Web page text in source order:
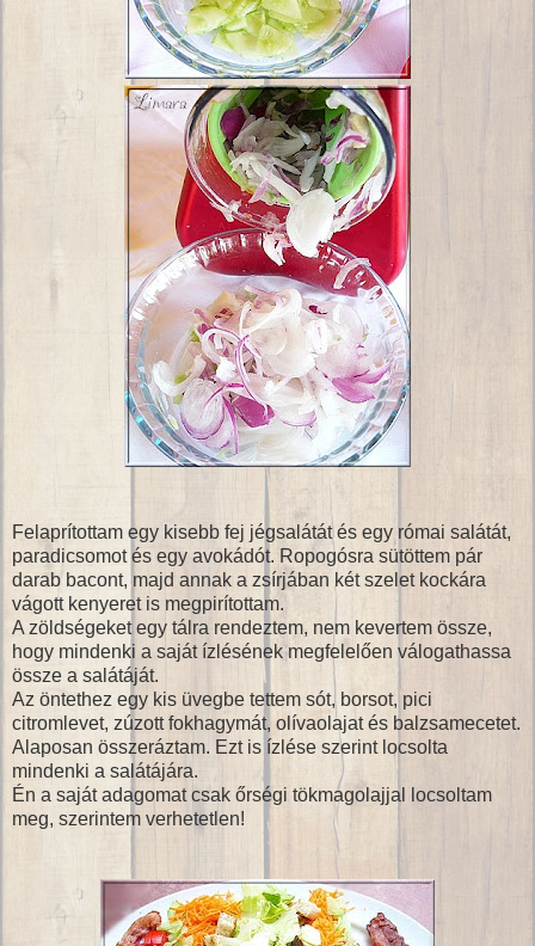
Felaprítottam egy kisebb fej jégsalátát és egy római salátát,
paradicsomot és egy avokádót. Ropogósra sütöttem pár
darab bacont, majd annak a zsírjában két szelet kockára
vágott kenyeret is megpirítottam.
A zöldségeket egy tálra rendeztem, nem kevertem össze,
hogy mindenki a saját ízlésének megfelelően válogathassa
össze a salátáját.
Az öntethez egy kis üvegbe tettem sót, borsot, pici
citromlevet, zúzott fokhagymát, olívaolajat és balzsamecetet.
Alaposan összeráztam. Ezt is ízlése szerint locsolta
mindenki a salátájára.
Én a saját adagomat csak őrségi tökmagolajjal locsoltam
meg, szerintem verhetetlen!